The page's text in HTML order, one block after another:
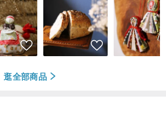
逛全部商品